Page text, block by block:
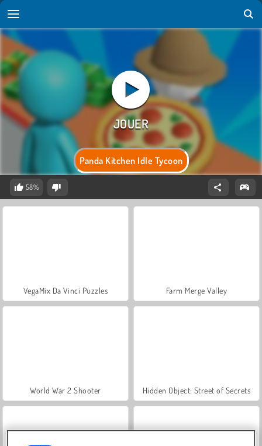
Panda Kitchen Idle Tycoon
58%
VegaMix Da Vinci Puzzles Farm Merge Valley
World War 2 Shooter Hidden Object: Street of Secrets